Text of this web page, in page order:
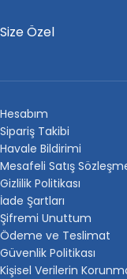
Size Özel
Hesabım
Sipariş Takibi
Havale Bildirimi
Mesafeli Satış
Gizlilik Politikası
İade Şartları
Şifremi Unuttum
Ödeme ve Teslimat
Güvenlik Politikası
Kişisel Verilerin